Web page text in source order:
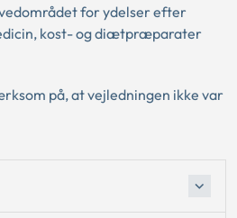
for ydelser efter
kost- og diætpræparater
på, at vejledningen ikke var